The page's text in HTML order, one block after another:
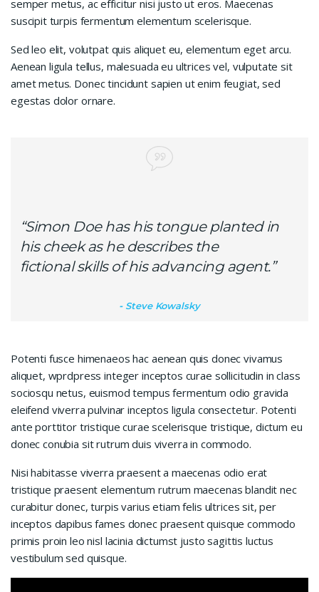
semper metus, ac efficitur nisi justo ut eros. Maecenas
suscipit turpis fermentum elementum scelerisque.
Sed leo elit, volutpat quis aliquet eu, elementum eget arcu.
Aenean ligula tellus, malesuada eu ultrices vel, vulputate sit
amet metus. Donec tincidunt sapien ut enim feugiat, sed
egestas dolor ornare.
“Simon Doe has his tongue planted in
his cheek as he describes the
fictional skills of his advancing agent.”
Steve Kowalsky
Potenti fusce himenaeos hac aenean quis donec vivamus
aliquet, wprdpress integer inceptos curae sollicitudin in class
sociosqu netus, euismod tempus fermentum odio gravida
eleifend viverra pulvinar inceptos ligula consectetur. Potenti
ante porttitor tristique curae scelerisque tristique, dictum eu
donec conubia sit rutrum duis viverra in commodo.
Nisi habitasse viverra praesent a maecenas odio erat
tristique praesent elementum rutrum maecenas blandit nec
curabitur donec, turpis varius etiam felis ultrices sit, per
inceptos dapibus fames donec praesent quisque commodo
primis proin leo nisl lacinia dictumst justo sagittis luctus
vestibulum sed quisque.